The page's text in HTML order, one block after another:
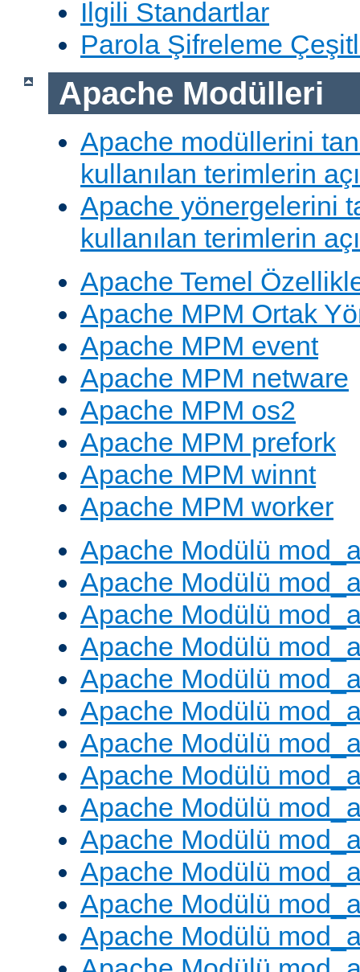
İlgili Standartlar
Parola Şifreleme
Apache Modülleri
Apache modüllerini
kullanılan terimlerin
Apache yönergelerini
kullanılan terimlerin
Apache Temel
Apache MPM Ortak
Apache MPM event
Apache MPM netware
Apache MPM os2
Apache MPM prefork
Apache MPM winnt
Apache MPM worker
Apache Modülü
Apache Modülü
Apache Modülü
Apache Modülü
Apache Modülü
Apache Modülü
Apache Modülü
Apache Modülü
Apache Modülü
Apache Modülü
Apache Modülü
Apache Modülü
Apache Modülü